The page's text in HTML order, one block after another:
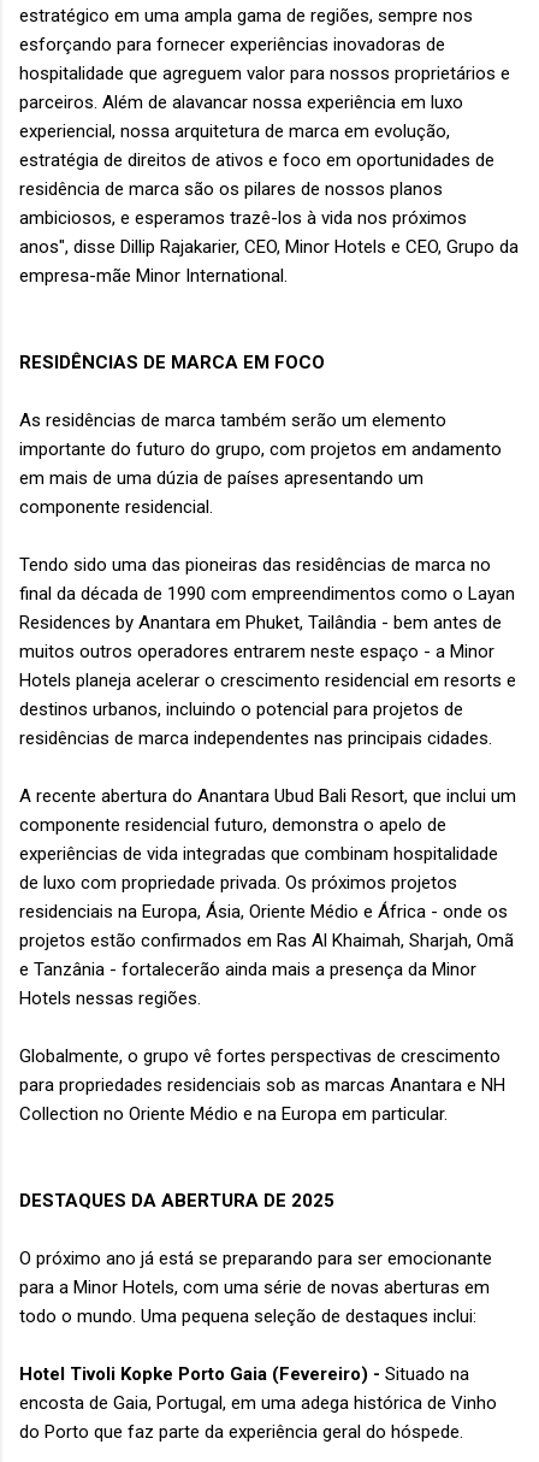
estratégico em uma ampla gama de regiões, sempre nos
esforçando para fornecer experiências inovadoras de
hospitalidade que agreguem valor para nossos proprietários e
parceiros. Além de alavancar nossa experiência em luxo
experiencial, nossa arquitetura de marca em evolução,
estratégia de direitos de ativos e foco em oportunidades de
residência de marca são os pilares de nossos planos
ambiciosos, e esperamos trazê-los à vida nos próximos
anos", disse Dillip Rajakarier, CEO, Minor Hotels e CEO, Grupo da
empresa-mãe Minor International.
RESIDÊNCIAS DE MARCA EM FOCO
As residências de marca também serão um elemento
importante do futuro do grupo, com projetos em andamento
em mais de uma dúzia de países apresentando um
componente residencial.
Tendo sido uma das pioneiras das residências de marca no
final da década de 1990 com empreendimentos como o Layan
Residences by Anantara em Phuket, Tailândia - bem antes de
muitos outros operadores entrarem neste espaço - a Minor
Hotels planeja acelerar o crescimento residencial em resorts e
destinos urbanos, incluindo o potencial para projetos de
residências de marca independentes nas principais cidades.
A recente abertura do Anantara Ubud Bali Resort, que inclui um
componente residencial futuro, demonstra o apelo de
experiências de vida integradas que combinam hospitalidade
de luxo com propriedade privada. Os próximos projetos
residenciais na Europa, Ásia, Oriente Médio e África - onde os
projetos estão confirmados em Ras Al Khaimah, Sharjah, Omã
e Tanzânia - fortalecerão ainda mais a presença da Minor
Hotels nessas regiões.
Globalmente, o grupo vê fortes perspectivas de crescimento
para propriedades residenciais sob as marcas Anantara e NH
Collection no Oriente Médio e na Europa em particular.
DESTAQUES DA ABERTURA DE 2025
O próximo ano já está se preparando para ser emocionante
para a Minor Hotels, com uma série de novas aberturas em
todo o mundo. Uma pequena seleção de destaques inclui:
Hotel Tivoli Kopke Porto Gaia (Fevereiro) - Situado na
encosta de Gaia, Portugal, em uma adega histórica de Vinho
do Porto que faz parte da experiência geral do hóspede.